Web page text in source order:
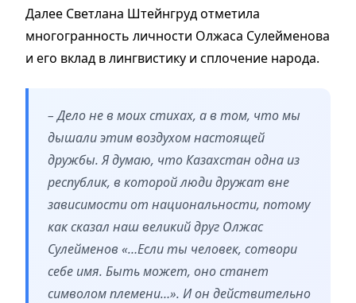
Далее Светлана Штейнгруд отметила
многогранность личности Олжаса Сулейменова
и его вклад в лингвистику и сплочение народа.
– Дело не в моих стихах, а в том, что мы
дышали этим воздухом настоящей
дружбы. Я думаю, что Казахстан одна из
республик, в которой люди дружат вне
зависимости от национальности, потому
как сказал наш великий друг Олжас
Сулейменов «…Если ты человек, сотвори
себе имя. Быть может, оно станет
символом племени…». И он действительно